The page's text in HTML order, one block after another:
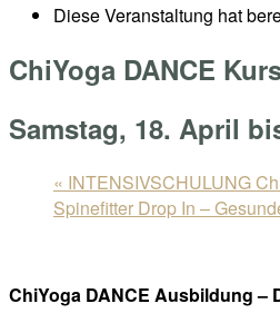
Diese Veranstaltung hat
ChiYoga DANCE
Samstag, 18. April
« INTENSIVSCHULUNG
Spinefitter Drop In –
ChiYoga DANCE Ausbildung –